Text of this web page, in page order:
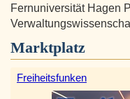
Fernuniversität Hagen
Marktplatz
Freiheitsfunken